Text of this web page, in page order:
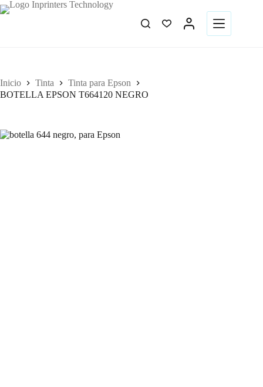
Inicio Tinta
Tinta para Epson
BOTELLA EPSON T664120 NEGRO